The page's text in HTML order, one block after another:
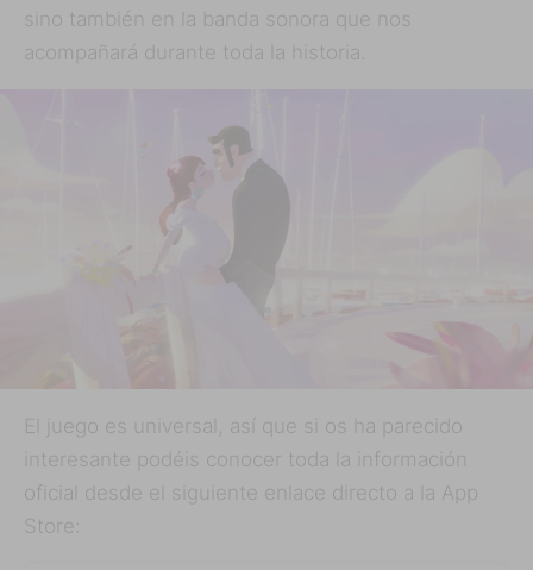
sino también en la banda sonora que nos
acompañará durante toda la historia.
El juego es universal, así que si os ha parecido
interesante podéis conocer toda la información
oficial desde el siguiente enlace directo a la App
Store: